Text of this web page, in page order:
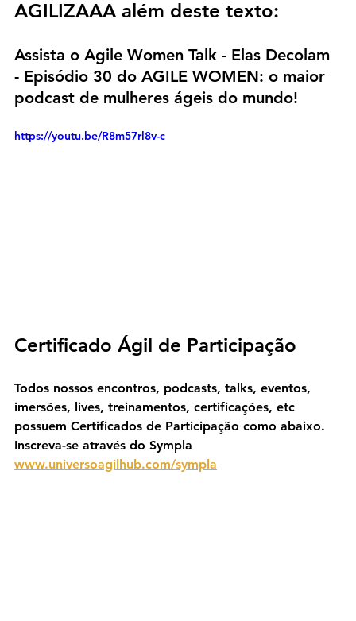
AGILIZAAA além deste texto:
Assista o Agile Women Talk - Elas Decolam
- Episódio 30 do AGILE WOMEN: o maior
podcast de mulheres ágeis do mundo!
https://youtu.be/R8m57rl8v-c
Certificado Ágil de Participação
Todos nossos encontros, podcasts, talks, eventos,
imersões, lives, treinamentos, certificações, etc
possuem Certificados de Participação como abaixo.
Inscreva-se através do Sympla
www.universoagilhub.com/sympla